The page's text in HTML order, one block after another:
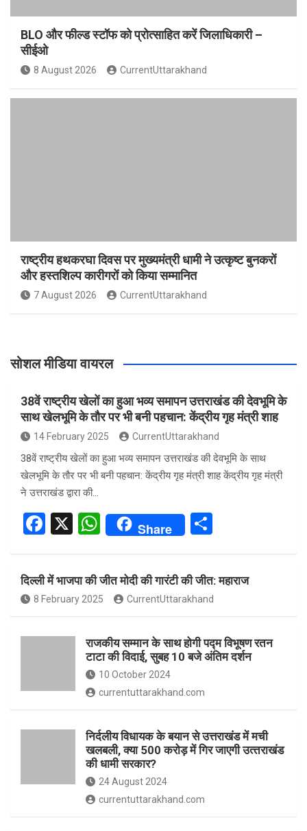
BLO और फील्ड स्टॉफ को प्रोत्साहित करें जिलाधिकारी –
सीईओ
8 August 2026 CurrentUttarakhand
राष्ट्रीय हथकरघा दिवस पर मुख्यमंत्री धामी ने उत्कृष्ट बुनकरों
और हस्तशिल्प कारीगरों को किया सम्मानित
7 August 2026 CurrentUttarakhand
सोशल मीडिया वायरल
38वें राष्ट्रीय खेलों का हुआ भव्य समापन उत्तराखंड की देवभूमि के
साथ खेलभूमि के तौर पर भी बनी पहचान: केंद्रीय गृह मंत्री शाह
14 February 2025 CurrentUttarakhand
38वें राष्ट्रीय खेलों का हुआ भव्य समापन उत्तराखंड की देवभूमि के साथ
खेलभूमि के तौर पर भी बनी पहचान: केंद्रीय गृह मंत्री शाह केंद्रीय गृह मंत्री
ने उत्तराखंड द्वारा की…
F
ce
b
o
o
X
W
at
s
A
p
p
Share
e
दिल्ली में भाजपा की जीत मोदी की गारंटी की जीत: महाराज
8 February 2025 CurrentUttarakhand
राजकीय सम्मान के साथ होगी पद्म विभूषण रतन
टाटा की विदाई, सुबह 10 बजे अंतिम दर्शन
10 October 2024
currentuttarakhand.com
निर्दलीय विधायक के बयान से उत्तराखंड में मची
खलबली, क्‍या 500 करोड़ में गिर जाएगी उत्‍तराखंड
की धामी सरकार?
24 August 2024
currentuttarakhand.com